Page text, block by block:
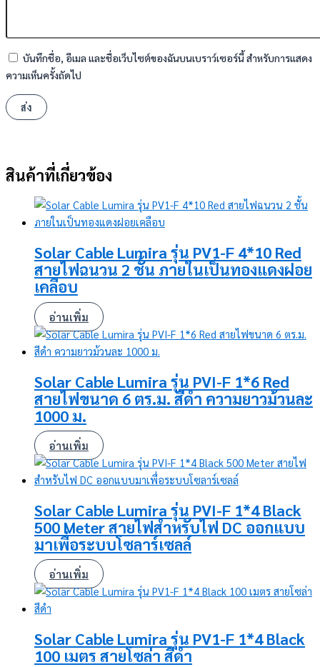
บันทึกชื่อ, อีเมล และชื่อเว็บไซต์ของฉันบนเบราว์เซอร์นี้ สำหรับการแสดง
ความเห็นครั้งถัดไป
สินค้าที่เกี่ยวข้อง
Solar Cable Lumira รุ่น PV1-F 4*10 Red
สายไฟฉนวน 2 ชั้น ภายในเป็นทองแดงฝอย
เคลือบ
อ่านเพิ่ม
Solar Cable Lumira รุ่น PVI-F 1*6 Red
สายไฟขนาด 6 ตร.ม. สีดำ ความยาวม้วนละ
1000 ม.
อ่านเพิ่ม
Solar Cable Lumira รุ่น PVI-F 1*4 Black
500 Meter สายไฟสำหรับไฟ DC ออกแบบ
มาเพื่อระบบโซลาร์เซลล์
อ่านเพิ่ม
Solar Cable Lumira รุ่น PV1-F 1*4 Black
100 เมตร สายโซล่า สีดำ